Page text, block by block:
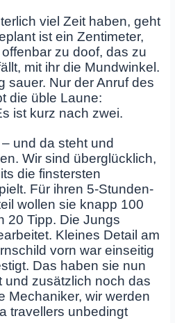
viel Zeit haben, geht
ist ein Zentimeter,
zu doof, das zu
mit ihr die Mundwinkel.
sauer. Nur der Anruf des
die üble Laune:
ist kurz nach zwei.
und da steht und
Wir sind überglücklich,
die finstersten
Für ihren 5-Stunden-
wollen sie knapp 100
20 Tipp. Die Jungs
Kleines Detail am
vorn war einseitig
Das haben sie nun
und zusätzlich noch das
Mechaniker, wir werden
travellers unbedingt